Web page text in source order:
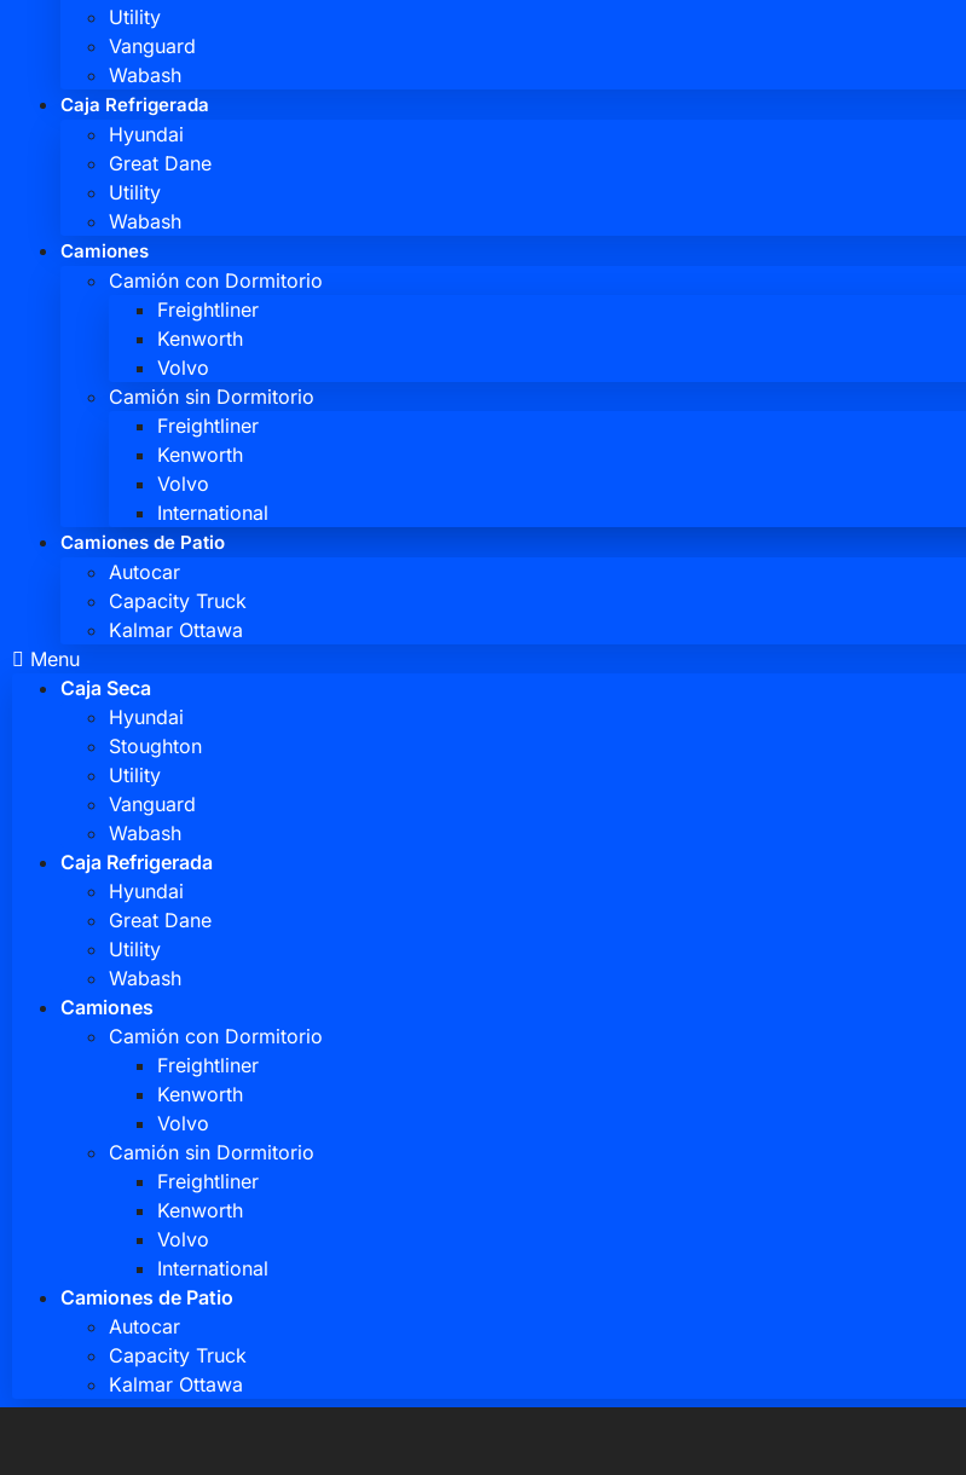
Utility
Vanguard
Wabash
Caja Refrigerada
Hyundai
Great Dane
Utility
Wabash
Camiones
Camión con Dormitorio
Freightliner
Kenworth
Volvo
Camión sin Dormitorio
Freightliner
Kenworth
Volvo
International
Camiones de Patio
Autocar
Capacity Truck
Kalmar Ottawa
Menu
Caja Seca
Hyundai
Stoughton
Utility
Vanguard
Wabash
Caja Refrigerada
Hyundai
Great Dane
Utility
Wabash
Camiones
Camión con Dormitorio
Freightliner
Kenworth
Volvo
Camión sin Dormitorio
Freightliner
Kenworth
Volvo
International
Camiones de Patio
Autocar
Capacity Truck
Kalmar Ottawa